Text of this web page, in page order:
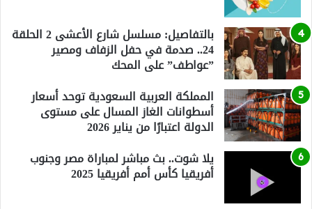
بالتفاصيل: مسلسل شارع الأعشى 2 الحلقة
24.. صدمة في حفل الزفاف ومصير
”عواطف” على المحك
المملكة العربية السعودية توحد أسعار
أسطوانات الغاز المسال على مستوى
الدولة اعتبارًا من يناير 2026
يلا شوت.. بث مباشر لمباراة مصر وجنوب
أفريقيا كأس أمم أفريقيا 2025